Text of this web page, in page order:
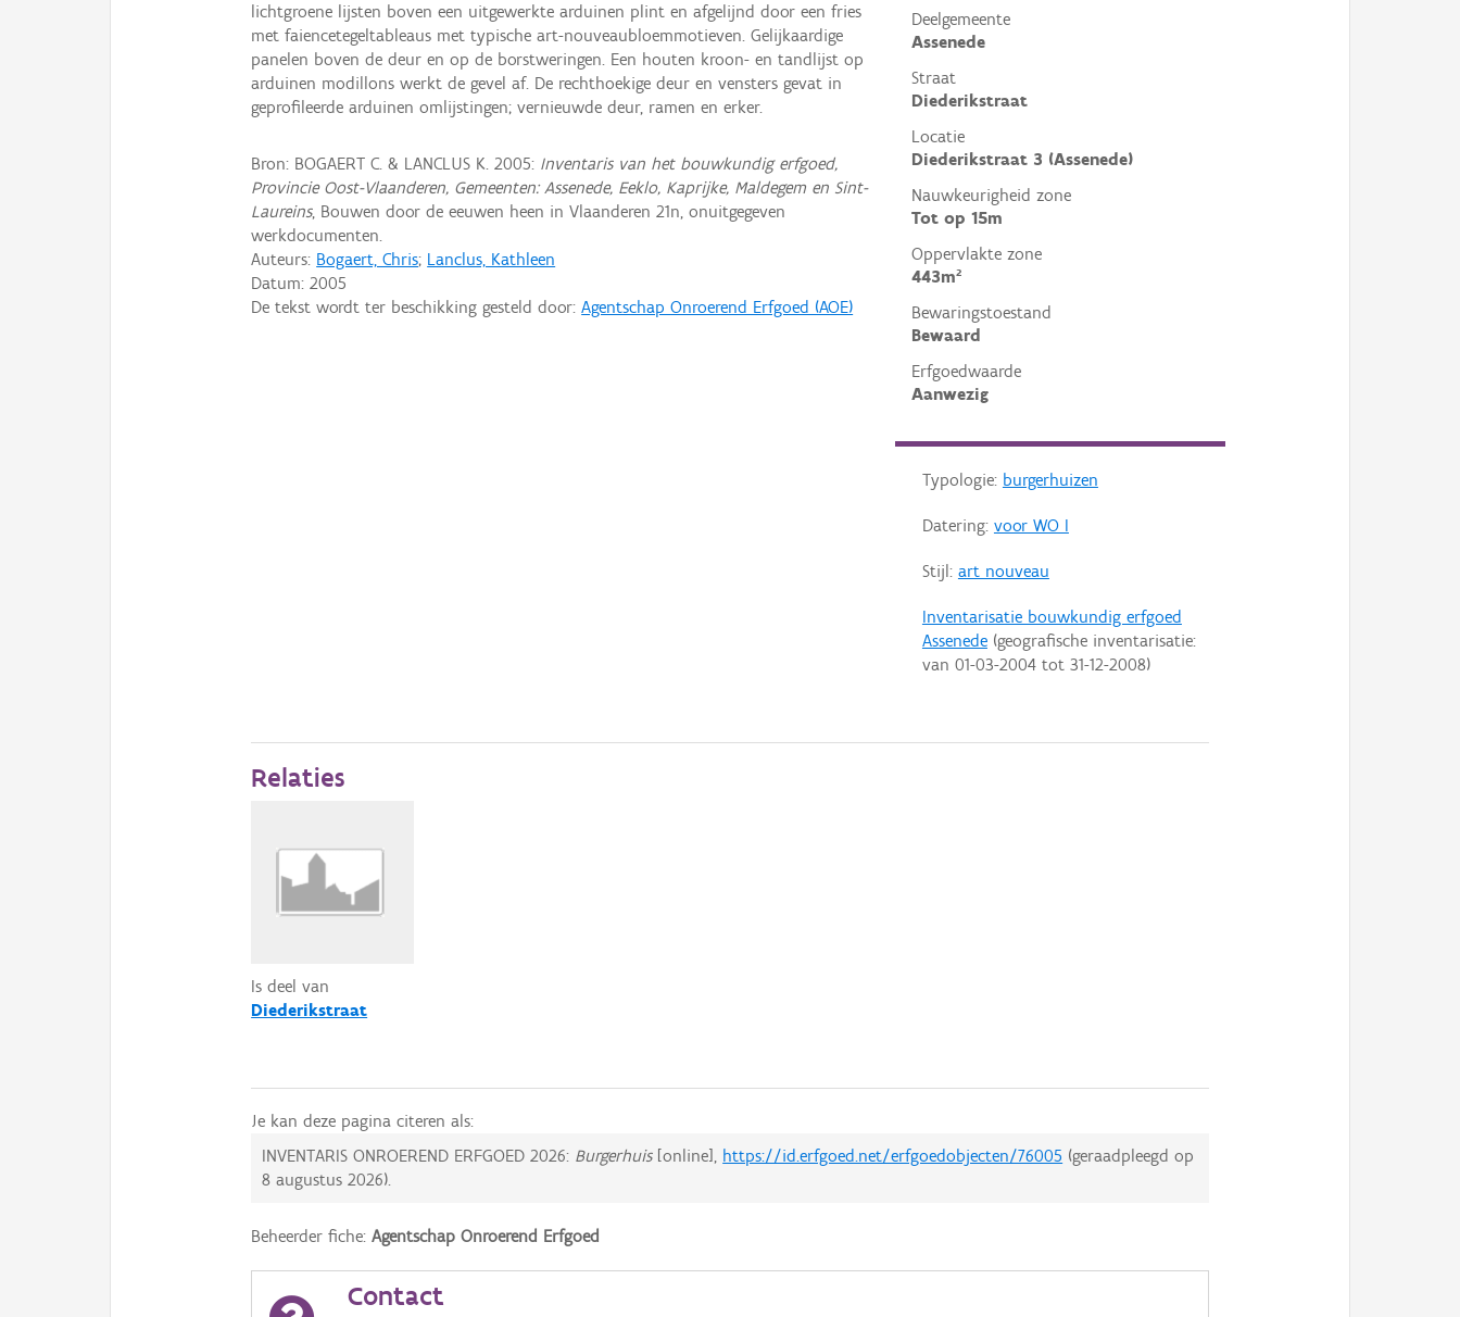
Deelgemeente
Assenede
Straat
Diederikstraat
Locatie
Diederikstraat 3 (Assenede)
Nauwkeurigheid zone
Tot op 15m
Oppervlakte zone
443m²
Bewaringstoestand
Bewaard
Erfgoedwaarde
Aanwezig
Typologie: burgerhuizen
Datering: voor WO I
Stijl: art nouveau
Inventarisatie bouwkundig erfgoed
Assenede(geografische inventarisatie:
van 01-03-2004tot 31-12-2008)
lichtgroene lijsten boven een uitgewerkte arduinen plint en afgelijnd door een fries
met faiencetegeltableaus met typische art-nouveaubloemmotieven. Gelijkaardige
panelen boven de deur en op de borstweringen. Een houten kroon- en tandlijst op
arduinen modillons werkt de gevel af. De rechthoekige deur en vensters gevat in
geprofileerde arduinen omlijstingen; vernieuwde deur, ramen en erker.
Bron: BOGAERT C. & LANCLUS K. 2005: Inventaris van het bouwkundig erfgoed,
Provincie Oost-Vlaanderen, Gemeenten: Assenede, Eeklo, Kaprijke, Maldegem en Sint-
Laureins, Bouwen door de eeuwen heen in Vlaanderen 21n, onuitgegeven
werkdocumenten.
Auteurs: Bogaert, Chris; Lanclus, Kathleen
Datum:2005
De tekst wordt ter beschikking gesteld door:Agentschap Onroerend Erfgoed (AOE)
Relaties
Is deel van
Diederikstraat
Je kan deze pagina citeren als:
INVENTARIS ONROEREND ERFGOED 2026: Burgerhuis[online], https://id.erfgoed.net/erfgoedobjecten/76005 (geraadpleegd op
8 augustus 2026).
Beheerder fiche:Agentschap Onroerend Erfgoed
Contact